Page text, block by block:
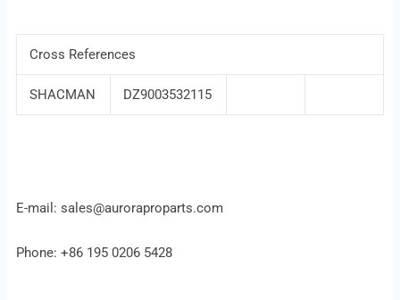
Cross References
SHACMAN DZ9003532115
E-mail: sales@auroraproparts.com
Phone: +86 195 0206 5428